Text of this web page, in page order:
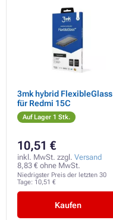
3mk hybrid FlexibleGlass
für Redmi 15C
Auf Lager 1 Stk.
10,51 €
inkl. MwSt. zzgl. Versand
8,83 € ohne MwSt.
Niedrigster Preis der letzten 30
Tage: 10,51 €
Kaufen